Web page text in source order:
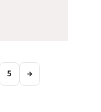
5 →